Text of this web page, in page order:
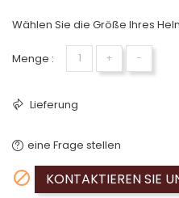
Wählen Sie die Größe Ihres
Menge : + −
Lieferung
eine Frage stellen
 KONTAKTIEREN SIE